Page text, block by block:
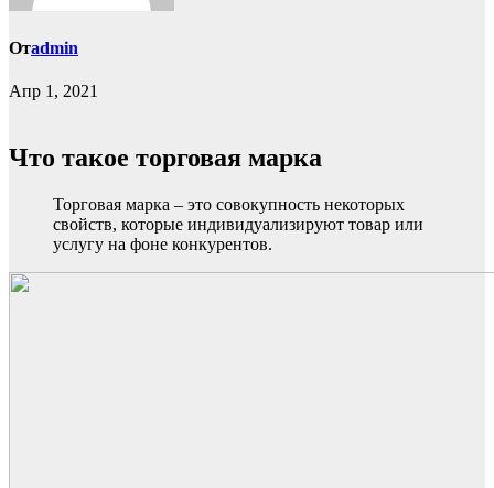
Отadmin
Апр 1, 2021
Что такое торговая марка
Торговая марка – это совокупность некоторых
свойств, которые индивидуализируют товар или
услугу на фоне конкурентов.